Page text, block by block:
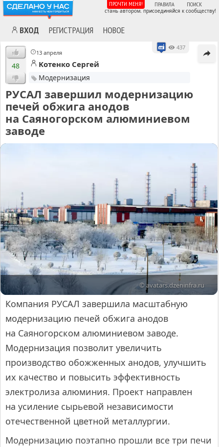
ВХОД РЕГИСТРАЦИЯ НОВОЕ
ПРОЧТИ МЕНЯ! ПРАВИЛА ПОИСК
стань автором. присоединяйся к сообществу!
13 апреля
437
48 Kотенко Cергей
Модернизация
РУСАЛ завершил модернизацию
печей обжига анодов
на Саяногорском алюминиевом
заводе
© avatars.dzeninfra.ru
Компания РУСАЛ завершила масштабную
модернизацию печей обжига анодов
на Саяногорском алюминиевом заводе.
Модернизация позволит увеличить
производство обожженных анодов, улучшить
их качество и повысить эффективность
электролиза алюминия. Проект направлен
на усиление сырьевой независимости
отечественной цветной металлургии.
Модернизацию поэтапно прошли все три печи